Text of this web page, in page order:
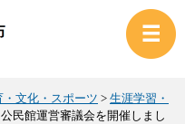
・文化・スポーツ > 生涯学習・
公民館運営審議会を開催しまし